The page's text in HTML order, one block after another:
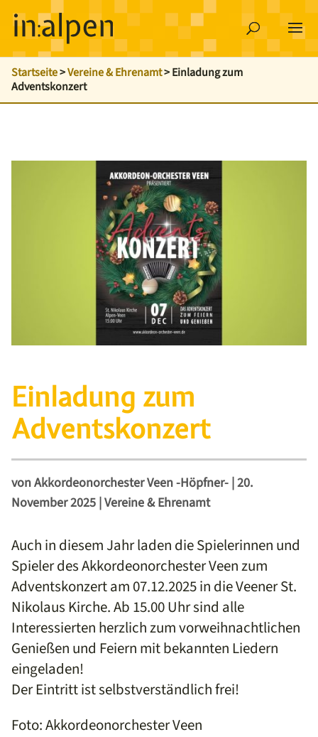
Startseite>Vereine & Ehrenamt>Einladung zum
Adventskonzert
Einladung zum
Adventskonzert
vonAkkordeonorchester Veen -Höpfner-| 20.
November 2025| Vereine & Ehrenamt
Auch in diesem Jahr laden die Spielerinnen und
Spieler des Akkordeonorchester Veen zum
Adventskonzert am 07.12.2025 in die Veener St.
Nikolaus Kirche. Ab 15.00 Uhr sind alle
Interessierten herzlich zum vorweihnachtlichen
Genießen und Feiern mit bekannten Liedern
eingeladen!
Der Eintritt ist selbstverständlich frei!
Foto: Akkordeonorchester Veen